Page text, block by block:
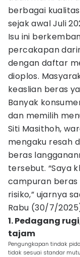
berbagai
sejak awal Juli
Isu ini
percakapan
dengan daftar
dioplos.
keaslian beras
Banyak
dan memilih
Siti Masithoh,
mengaku resah
beras
tersebut. “Saya
campuran beras
risiko,” ujarnya
Rabu (30/7/
1. Pedagang
tajam
Pengungkapan tindak
tidak sesuai standar